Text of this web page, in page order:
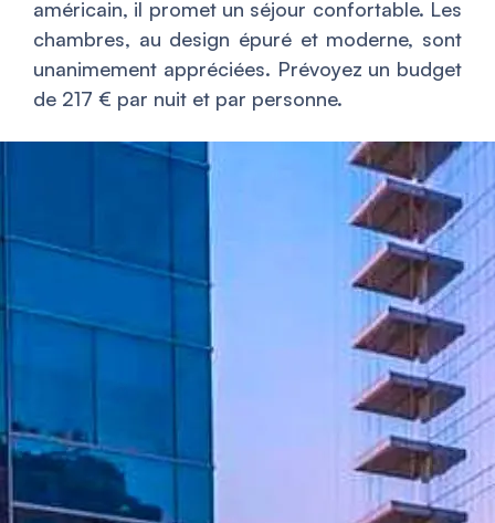
américain, il promet un séjour confortable. Les
chambres, au design épuré et moderne, sont
unanimement appréciées. Prévoyez un budget
de 217 € par nuit et par personne.